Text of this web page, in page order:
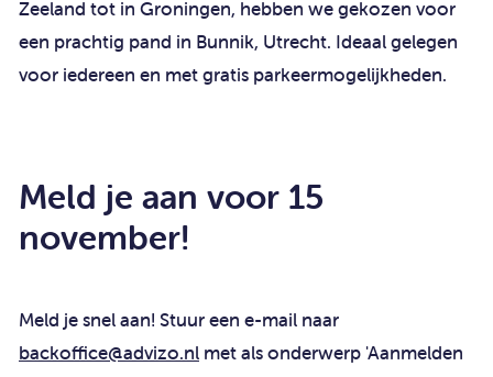
Zeeland tot in Groningen, hebben we gekozen voor
een prachtig pand in Bunnik, Utrecht. Ideaal gelegen
voor iedereen en met gratis parkeermogelijkheden.
Meld je aan voor 15
november!
Meld je snel aan! Stuur een e-mail naar
backoffice@advizo.nl met als onderwerp 'Aanmelden